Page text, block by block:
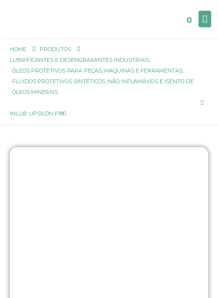
0
HOME
PRODUTOS
LUBRIFICANTES E DESENGRAXANTES INDUSTRIAIS,
ÓLEOS PROTETIVOS PARA PEÇAS, MAQUINAS E FERRAMENTAS,
FLUIDOS PROTETIVOS SINTÉTICOS, NÃO INFLAMÁVEIS E ISENTO DE
ÓLEOS MINERAIS
INLUB UPSILON P180